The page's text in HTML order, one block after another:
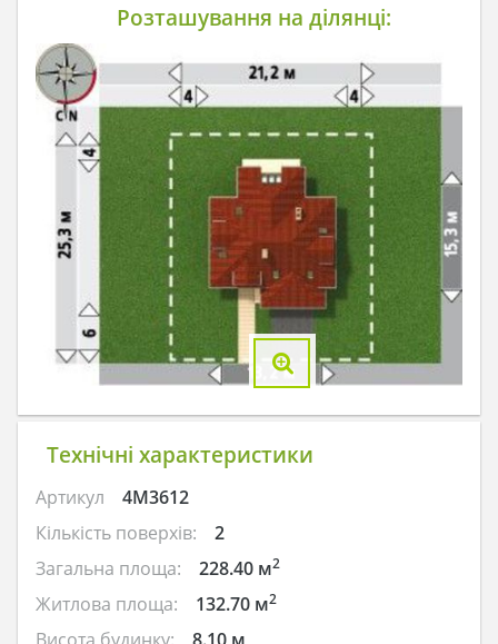
Розташування на ділянці:
Технічні характеристики
Артикул
4M3612
Кількість поверхів:
2
Загальна площа:
228.40 м2
Житлова площа: 132.70 м2